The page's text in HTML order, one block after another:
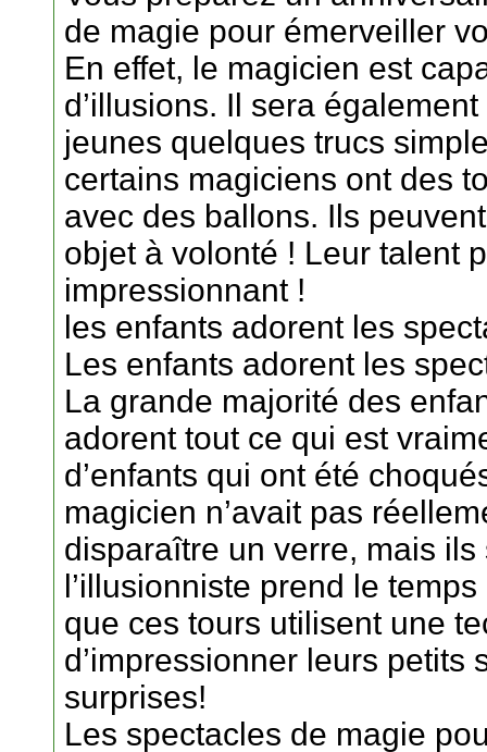
de magie pour émerveiller
En effet, le magicien est
d’illusions. Il sera
jeunes quelques trucs
certains magiciens ont des
avec des ballons. Ils
objet à volonté ! Leur talent
impressionnant !
les enfants adorent les
Les enfants adorent les
La grande majorité des
adorent tout ce qui est
d’enfants qui ont été
magicien n’avait pas
disparaître un verre, mais
l’illusionniste prend le
que ces tours utilisent une
d’impressionner leurs petits
surprises!
Les spectacles de magie